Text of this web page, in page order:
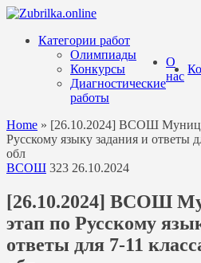
Перейти
содержанию
Категории работ
Олимпиады
Конкурсы
Диагностические
работы
О
нас
Home » [26.10.2024] ВСОШ
Русскому языку задания и ответы
обл
ВСОШ 323 26.10.2024
[26.10.2024] ВСОШ
этап по Русскому
ответы для 7-11